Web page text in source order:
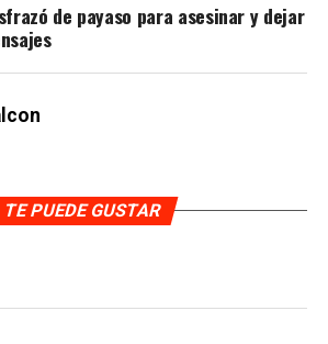
de payaso para asesinar y dejar
TE PUEDE GUSTAR